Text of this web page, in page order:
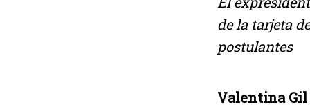
de la tarjeta
postulantes
Valentina Gil